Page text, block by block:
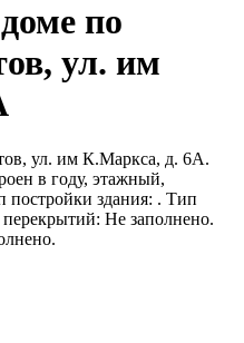
по
ул. им
ул. им К.Маркса, д. 6А.
в году, этажный,
постройки здания: . Тип
Не заполнено.